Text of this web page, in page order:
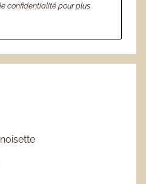
confidentialité pour plus